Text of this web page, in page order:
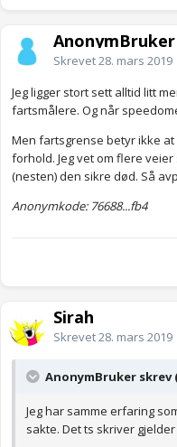
AnonymBruker
Skrevet28. mars 2019
Jeg ligger stort sett alltid litt
fartsmålere. Og når
Men fartsgrense betyr ikke
forhold. Jeg vet om flere
(nesten) den sikre død. Så
Anonymkode: 76688...fb4
Sirah
Skrevet28. mars 2019
AnonymBruker skrev
Jeg har samme erfaring
sakte. Det ts skriver